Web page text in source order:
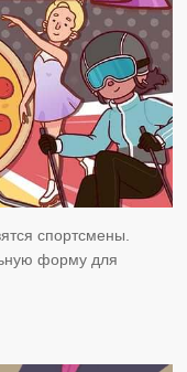
спортсмены.
форму для